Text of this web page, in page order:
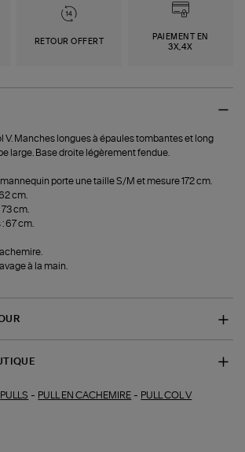
RETOUR OFFERT
PAIEMENT EN
3X,4X
V. Manches longues à épaules tombantes et long
large. Base droite légèrement fendue.
porte une taille S/M et mesure 172 cm.
cm.
cm.
67 cm.
Lavage à la main.
PULLS - PULL EN CACHEMIRE - PULL COL V